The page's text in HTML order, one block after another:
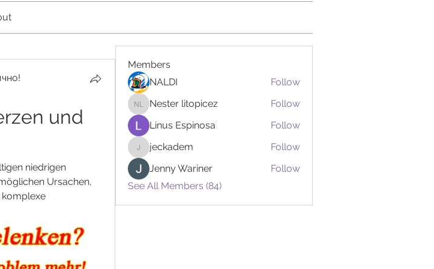
und
niedrigen
Ursachen,
Members
NALDI
Follow
Nester litopicez
Nester litopicez
Follow
Linus Espinosa
Follow
jeckadem
jeckadem
Follow
Jenny Wariner
Follow
See All Members (84)